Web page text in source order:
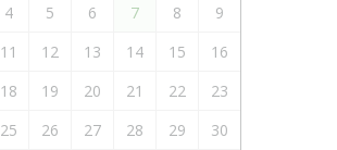
4 5 6 7 8
9
11 12 13 14 15
16
18 19 20 21 22
23
25 26 27 28 29
30